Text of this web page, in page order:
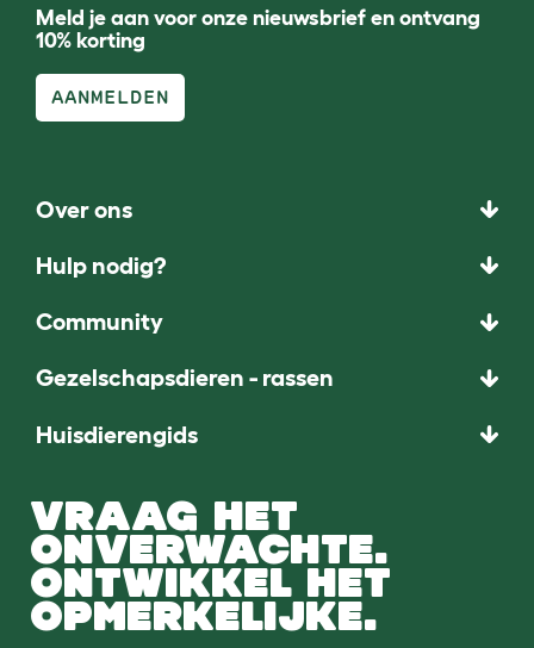
Meld je aan voor onze nieuwsbrief en ontvang
10% korting
AANMELDEN
Over ons
Hulp nodig?
Community
Gezelschapsdieren - rassen
Huisdierengids
VRAAG HET
ONVERWACHTE.
ONTWIKKEL HET
OPMERKELIJKE.